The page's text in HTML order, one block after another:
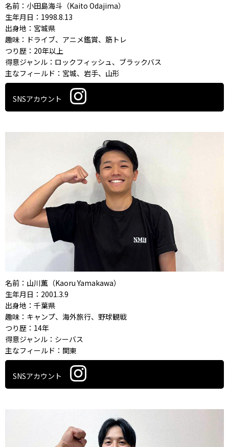
名前：小田島海斗（Kaito Odajima）
生年月日：1998.8.13
出身地：宮城県
趣味：ドライブ、アニメ鑑賞、筋トレ
つり歴：20年以上
得意ジャンル：ロックフィッシュ、ブラックバス
主なフィールド：宮城、岩手、山形
SNSアカウント
名前：山川薫（Kaoru Yamakawa）
生年月日：2001.3.9
出身地：千葉県
趣味：キャンプ、海外旅行、野球観戦
つり歴：14年
得意ジャンル：シーバス
主なフィールド：関東
SNSアカウント